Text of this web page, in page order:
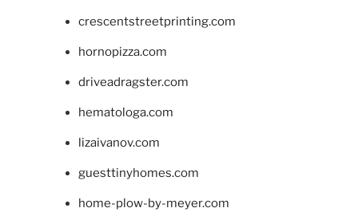
crescentstreetprinting.com
hornopizza.com
driveadragster.com
hematologa.com
lizaivanov.com
guesttinyhomes.com
home-plow-by-meyer.com